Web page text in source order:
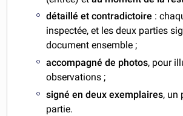
détaillé et contradictoire :
inspectée, et les deux parties
document ensemble ;
accompagné de photos, pour
observations ;
signé en deux exemplaires, un
partie.